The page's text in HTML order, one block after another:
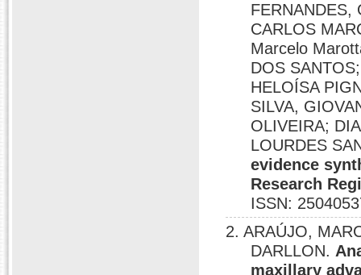
FERNANDES,
CARLOS
Marcelo
DOS
HELOÍSA
SILVA,
OLIVEIRA;
LOURDES
evidence
Research
ISSN:
2. ARAÚJO,
DARLLON.
maxillary